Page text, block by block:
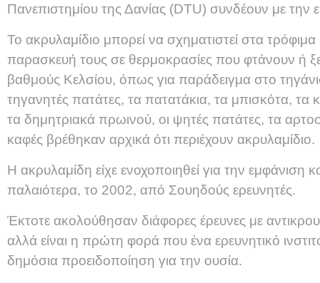
Πανεπιστημίου της Δανίας (DTU) συνδέουν με την
Το ακρυλαμίδιο μπορεί να σχηματιστεί στα
παρασκευή τους σε θερμοκρασίες που φτάνουν ή
βαθμούς Κελσίου, όπως για παράδειγμα στο
τηγανητές πατάτες, τα πατατάκια, τα μπισκότα, τα
τα δημητριακά πρωινού, οι ψητές πατάτες, τα
καφές βρέθηκαν αρχικά ότι περιέχουν ακρυλαμίδιο.
Η ακρυλαμίδη είχε ενοχοποιηθεί για την εμφάνιση
παλαιότερα, το 2002, από Σουηδούς ερευνητές.
Έκτοτε ακολούθησαν διάφορες έρευνες με
αλλά είναι η πρώτη φορά που ένα ερευνητικό
δημόσια προειδοποίηση για την ουσία.